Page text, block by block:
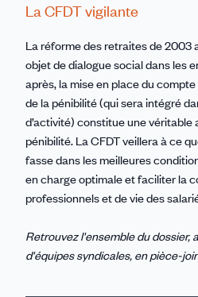
La CFDT vigilante
La réforme des retraites de 2003
objet de dialogue social dans les
après, la mise en place du
de la pénibilité (qui sera intégré
d’activité) constitue une véritable
pénibilité. La CFDT veillera à ce
fasse dans les meilleures
en charge optimale et faciliter la
professionnels et de vie des
Retrouvez l'ensemble du dossier,
d'équipes syndicales, en pièce-